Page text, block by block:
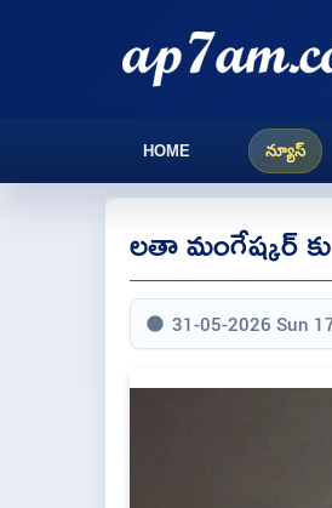
HOME న్యూస్
లతా మంగేష్కర్
31-05-2026 Sun